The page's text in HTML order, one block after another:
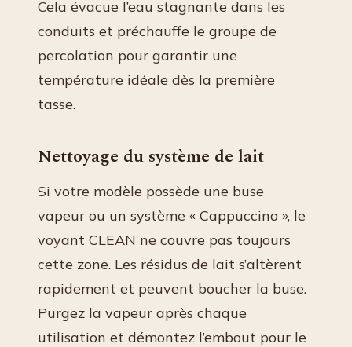
Cela évacue l’eau stagnante dans les
conduits et préchauffe le groupe de
percolation pour garantir une
température idéale dès la première
tasse.
Nettoyage du système de lait
Si votre modèle possède une buse
vapeur ou un système « Cappuccino », le
voyant CLEAN ne couvre pas toujours
cette zone. Les résidus de lait s’altèrent
rapidement et peuvent boucher la buse.
Purgez la vapeur après chaque
utilisation et démontez l’embout pour le